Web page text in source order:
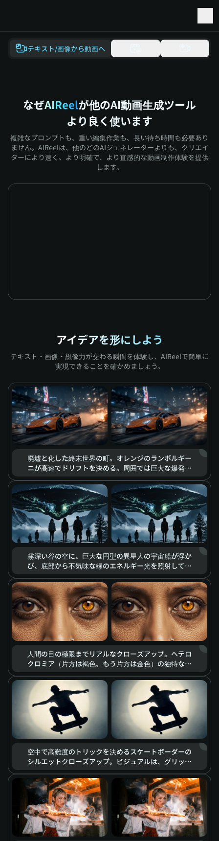
テキスト/画像から動画へ
なぜAIReelが他のAI動画生成ツール
より良く使います
複雑なプロンプトも、重い編集作業も、長い待ち時間も必要あり
ません。AIReelは、他のどのAIジェネレーターよりも、クリエイ
ターにより速く、より明確で、より直感的な動画制作体験を提供
します。
アイデアを形にしよう
テキスト・画像・想像力が交わる瞬間を体験し、AIReelで簡単に
実現できることを確かめましょう。
廃墟と化した終末世界の町。オレンジのランボルギー
ニが高速でドリフトを決める。周囲では巨大な爆発の
渦巻く。ハイコントラストな寒色と暖色のトーンが、
終末の荒廃とスピードへの情熱を強調し、破壊の美学
とも言える独特のビジュアルを創り出している。
霧深い谷の空に、巨大な円型の異星人の宇宙船が浮か
び、底部から不気味な緑のエネルギー光を照射してい
圧迫感と神秘感に満ち、緊張感あふれる照明効果が、
SFスリラーのような雰囲気を現れている。
人間の目の極限までリアルなクローズアップ。ヘテロ
クロミア（片方は褐色、もう片方は金色）の独特な魅
げの微かな震えといった細部まで捉える。ドラマチッ
クな光の変化と相まって、深く複雑な感情が視線のみ
で伝わってくる。
空中で高難度のトリックを決めるスケートボーダーの
シルエットクローズアップ。ビジュアルは、グリッチ
合。背景には強烈な円形のスポットライトが当てら
れ、スローモーション再生により、動きの一瞬一瞬に
クールなストリートカルチャーの雰囲気とレトロな質
感が宿っている。